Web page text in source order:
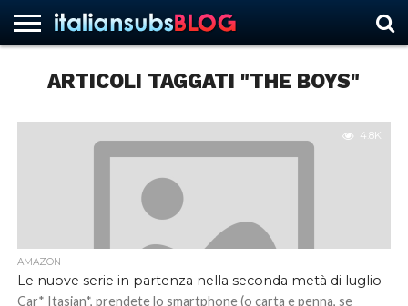
NEWS
ASCOLTI
RECENSIONI
INTERVISTE
CURIOSITÀ
CHI
CONTATTACI
FORUM
ITALIANSUBS
ARTICOLI TAGGATI "THE BOYS"
4.8K
AMAZON
Le nuove serie in partenza nella seconda metà di luglio
Car* Itasian*, prendete lo smartphone (o carta e penna, se